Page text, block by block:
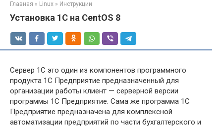
Главная » Linux » Инструкции
Установка 1С на CentOS 8
Сервер 1С это один из компонентов программного
продукта 1С Предприятие предназначенный для
организации работы клиент — серверной версии
программы 1С Предприятие. Сама же программа 1С
Предприятие предназначена для комплексной
автоматизации предприятий по части бухгалтерского и